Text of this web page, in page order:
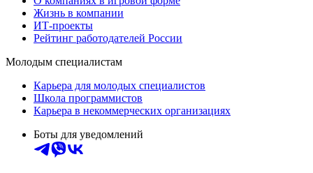
Жизнь в компании
ИТ-проекты
Рейтинг работодателей России
Молодым специалистам
Карьера для молодых специалистов
Школа программистов
Карьера в некоммерческих организациях
Боты для уведомлений